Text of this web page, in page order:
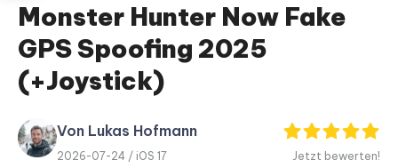
ReiBoot
for iOS
PDF
Neu
Monster Hunter Now Fake
GPS Spoofing 2025
(+Joystick)
Von Lukas Hofmann
2026-07-24 / iOS 17 Jetzt bewerten!